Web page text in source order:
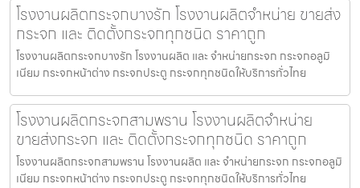
โรงงานผลิตกระจกบางรัก โรงงานผลิตจำหน่าย ขายส่ง
กระจก และ ติดตั้งกระจกทุกชนิด ราคาถูก
โรงงานผลิตกระจกบางรัก โรงงานผลิต และ จำหน่ายกระจก กระจกอลูมิ
เนียม กระจกหน้าต่าง กระจกประตู กระจกทุกชนิดให้บริการทั่วไทย
โรงงานผลิตกระจกสามพราน โรงงานผลิตจำหน่าย
ขายส่งกระจก และ ติดตั้งกระจกทุกชนิด ราคาถูก
โรงงานผลิตกระจกสามพราน โรงงานผลิต และ จำหน่ายกระจก กระจกอลูมิ
เนียม กระจกหน้าต่าง กระจกประตู กระจกทุกชนิดให้บริการทั่วไทย